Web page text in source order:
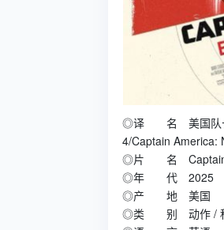
◎译 名 美国队长4 /
4/Captain America:
◎片 名 Captain
◎年 代 2025
◎产 地 美国
◎类 别 动作 / 科